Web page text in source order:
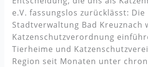
e.V. fassungslos zurücklässt: Die
Stadtverwaltung Bad Kreuznach
Katzenschutzverordnung
Tierheime und
Region seit Monaten unter